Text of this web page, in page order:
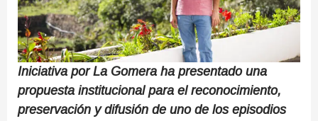
Iniciativa por La Gomera ha presentado una
propuesta institucional para el reconocimiento,
preservación y difusión de uno de los episodios